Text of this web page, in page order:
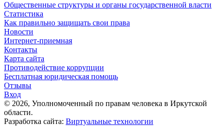
Общественные структуры и органы государственной власти
Статистика
Как правильно защищать свои права
Новости
Интернет-приемная
Контакты
Карта сайта
Противодействие коррупции
Бесплатная юридическая помощь
Отзывы
Вход
© 2026, Уполномоченный по правам человека в Иркутской
области.
Разработка сайта: Виртуальные технологии